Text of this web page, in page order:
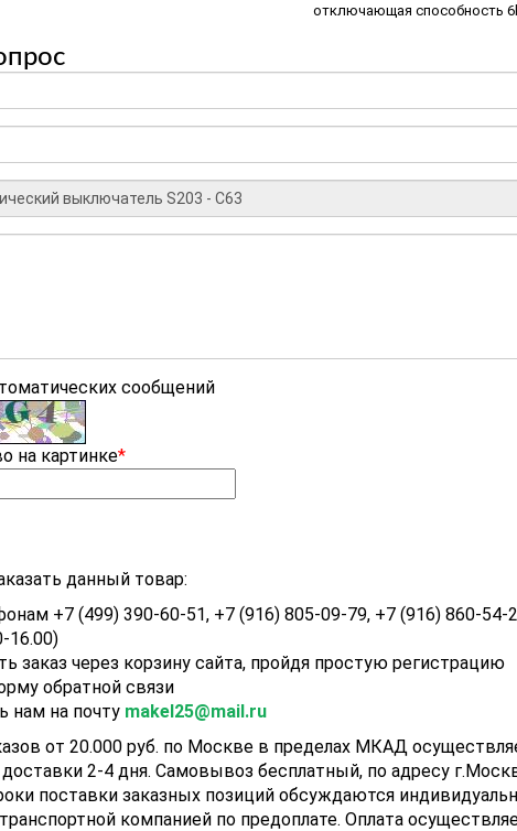
отключающая способность
сообщений
на картинке*
данный товар:
+7 (499) 390-60-51, +7 (916) 805-09-79, +7 (916) 860-
16.00)
заказ через корзину сайта, пройдя простую регистрацию
обратной связи
нам на почту makel25@mail.ru
от 20.000 руб. по Москве в пределах МКАД
доставки 2-4 дня. Самовывоз бесплатный, по адресу
поставки заказных позиций обсуждаются
компанией по предоплате. Оплата